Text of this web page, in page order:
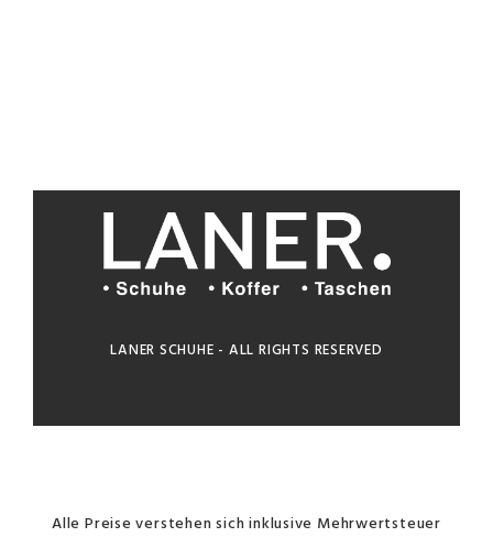
LANER SCHUHE - ALL RIGHTS RESERVED
Alle Preise verstehen sich inklusive Mehrwertsteuer